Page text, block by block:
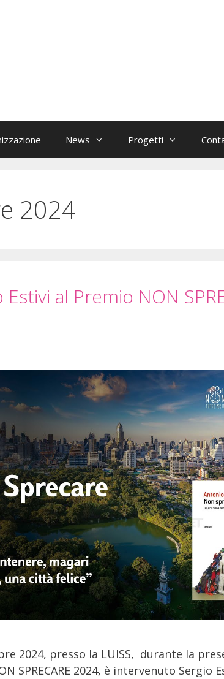
News Progetti
2024
al Premio NON
2024, presso la LUISS, durante la
SPRECARE 2024, è intervenuto Sergio